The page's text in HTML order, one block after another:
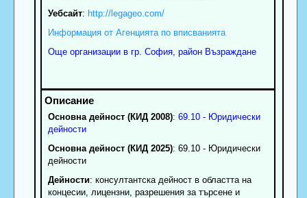
Уебсайт: http://legageo.com/
Информация от Агенцията по вписванията
Още организации в гр. София, район Възраждане
Основна дейност (КИД 2008): 69.10 - Юридически
дейности
Основна дейност (КИД 2025): 69.10 - Юридически
дейности
Дейности: консултантска дейност в областта на
концесии, лицензни, разрешения за търсене и